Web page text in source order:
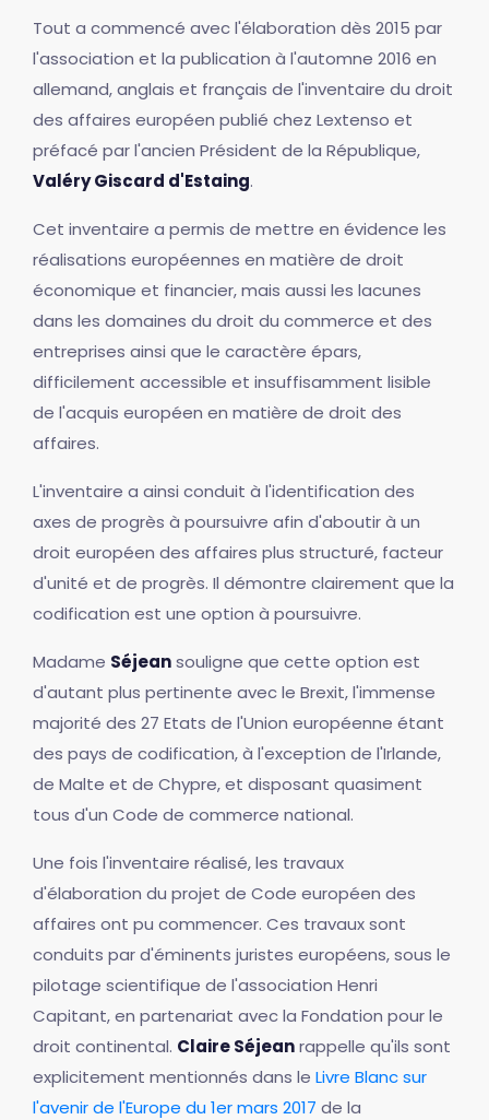
Tout a commencé avec l'élaboration dès 2015 par
l'association et la publication à l'automne 2016 en
allemand, anglais et français de l'inventaire du droit
des affaires européen publié chez Lextenso et
préfacé par l'ancien Président de la République,
Valéry Giscard d'Estaing.
Cet inventaire a permis de mettre en évidence les
réalisations européennes en matière de droit
économique et financier, mais aussi les lacunes
dans les domaines du droit du commerce et des
entreprises ainsi que le caractère épars,
difficilement accessible et insuffisamment lisible
de l'acquis européen en matière de droit des
affaires.
L'inventaire a ainsi conduit à l'identification des
axes de progrès à poursuivre afin d'aboutir à un
droit européen des affaires plus structuré, facteur
d'unité et de progrès. Il démontre clairement que la
codification est une option à poursuivre.
Madame Séjeansouligne que cette option est
d'autant plus pertinente avec le Brexit, l'immense
majorité des 27 Etats de l'Union européenne étant
des pays de codification, à l'exception de l'Irlande,
de Malte et de Chypre, et disposant quasiment
tous d'un Code de commerce national.
Une fois l'inventaire réalisé, les travaux
d'élaboration du projet de Code européen des
affaires ont pu commencer. Ces travaux sont
conduits par d'éminents juristes européens, sous le
pilotage scientifique de l'association Henri
Capitant, en partenariat avec la Fondation pour le
droit continental. Claire Séjeanrappelle qu'ils sont
explicitement mentionnés dans le Livre Blanc sur
l'avenir de l'Europe du 1er mars 2017 de la